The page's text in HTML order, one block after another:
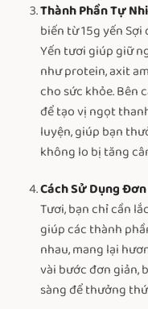
Thành Phần Tự
biến từ 15g yến
Yến tươi giúp giữ
như protein, axit
cho sức khỏe. Bên
để tạo vị ngọt
luyện, giúp bạn
không lo bị tăng
Cách Sử Dụng
Tươi, bạn chỉ cần
giúp các thành
nhau, mang lại
vài bước đơn giản,
sàng để thưởng